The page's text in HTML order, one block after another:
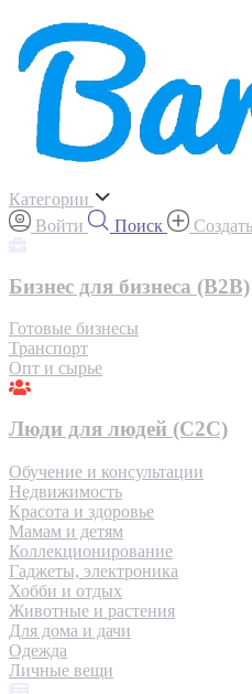
Категории
Войти
Поиск
Бизнес для бизнеса (B2B)
Готовые бизнесы
Транспорт
Опт и сырье
Люди для людей (С2С)
Обучение и консультации
Недвижимость
Красота и здоровье
Мамам и детям
Коллекционирование
Гаджеты, электроника
Хобби и отдых
Животные и растения
Для дома и дачи
Одежда
Личные вещи